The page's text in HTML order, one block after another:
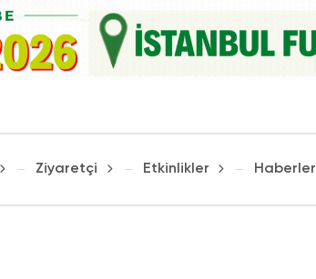
Ziyaretçi Etkinlikler Haberler